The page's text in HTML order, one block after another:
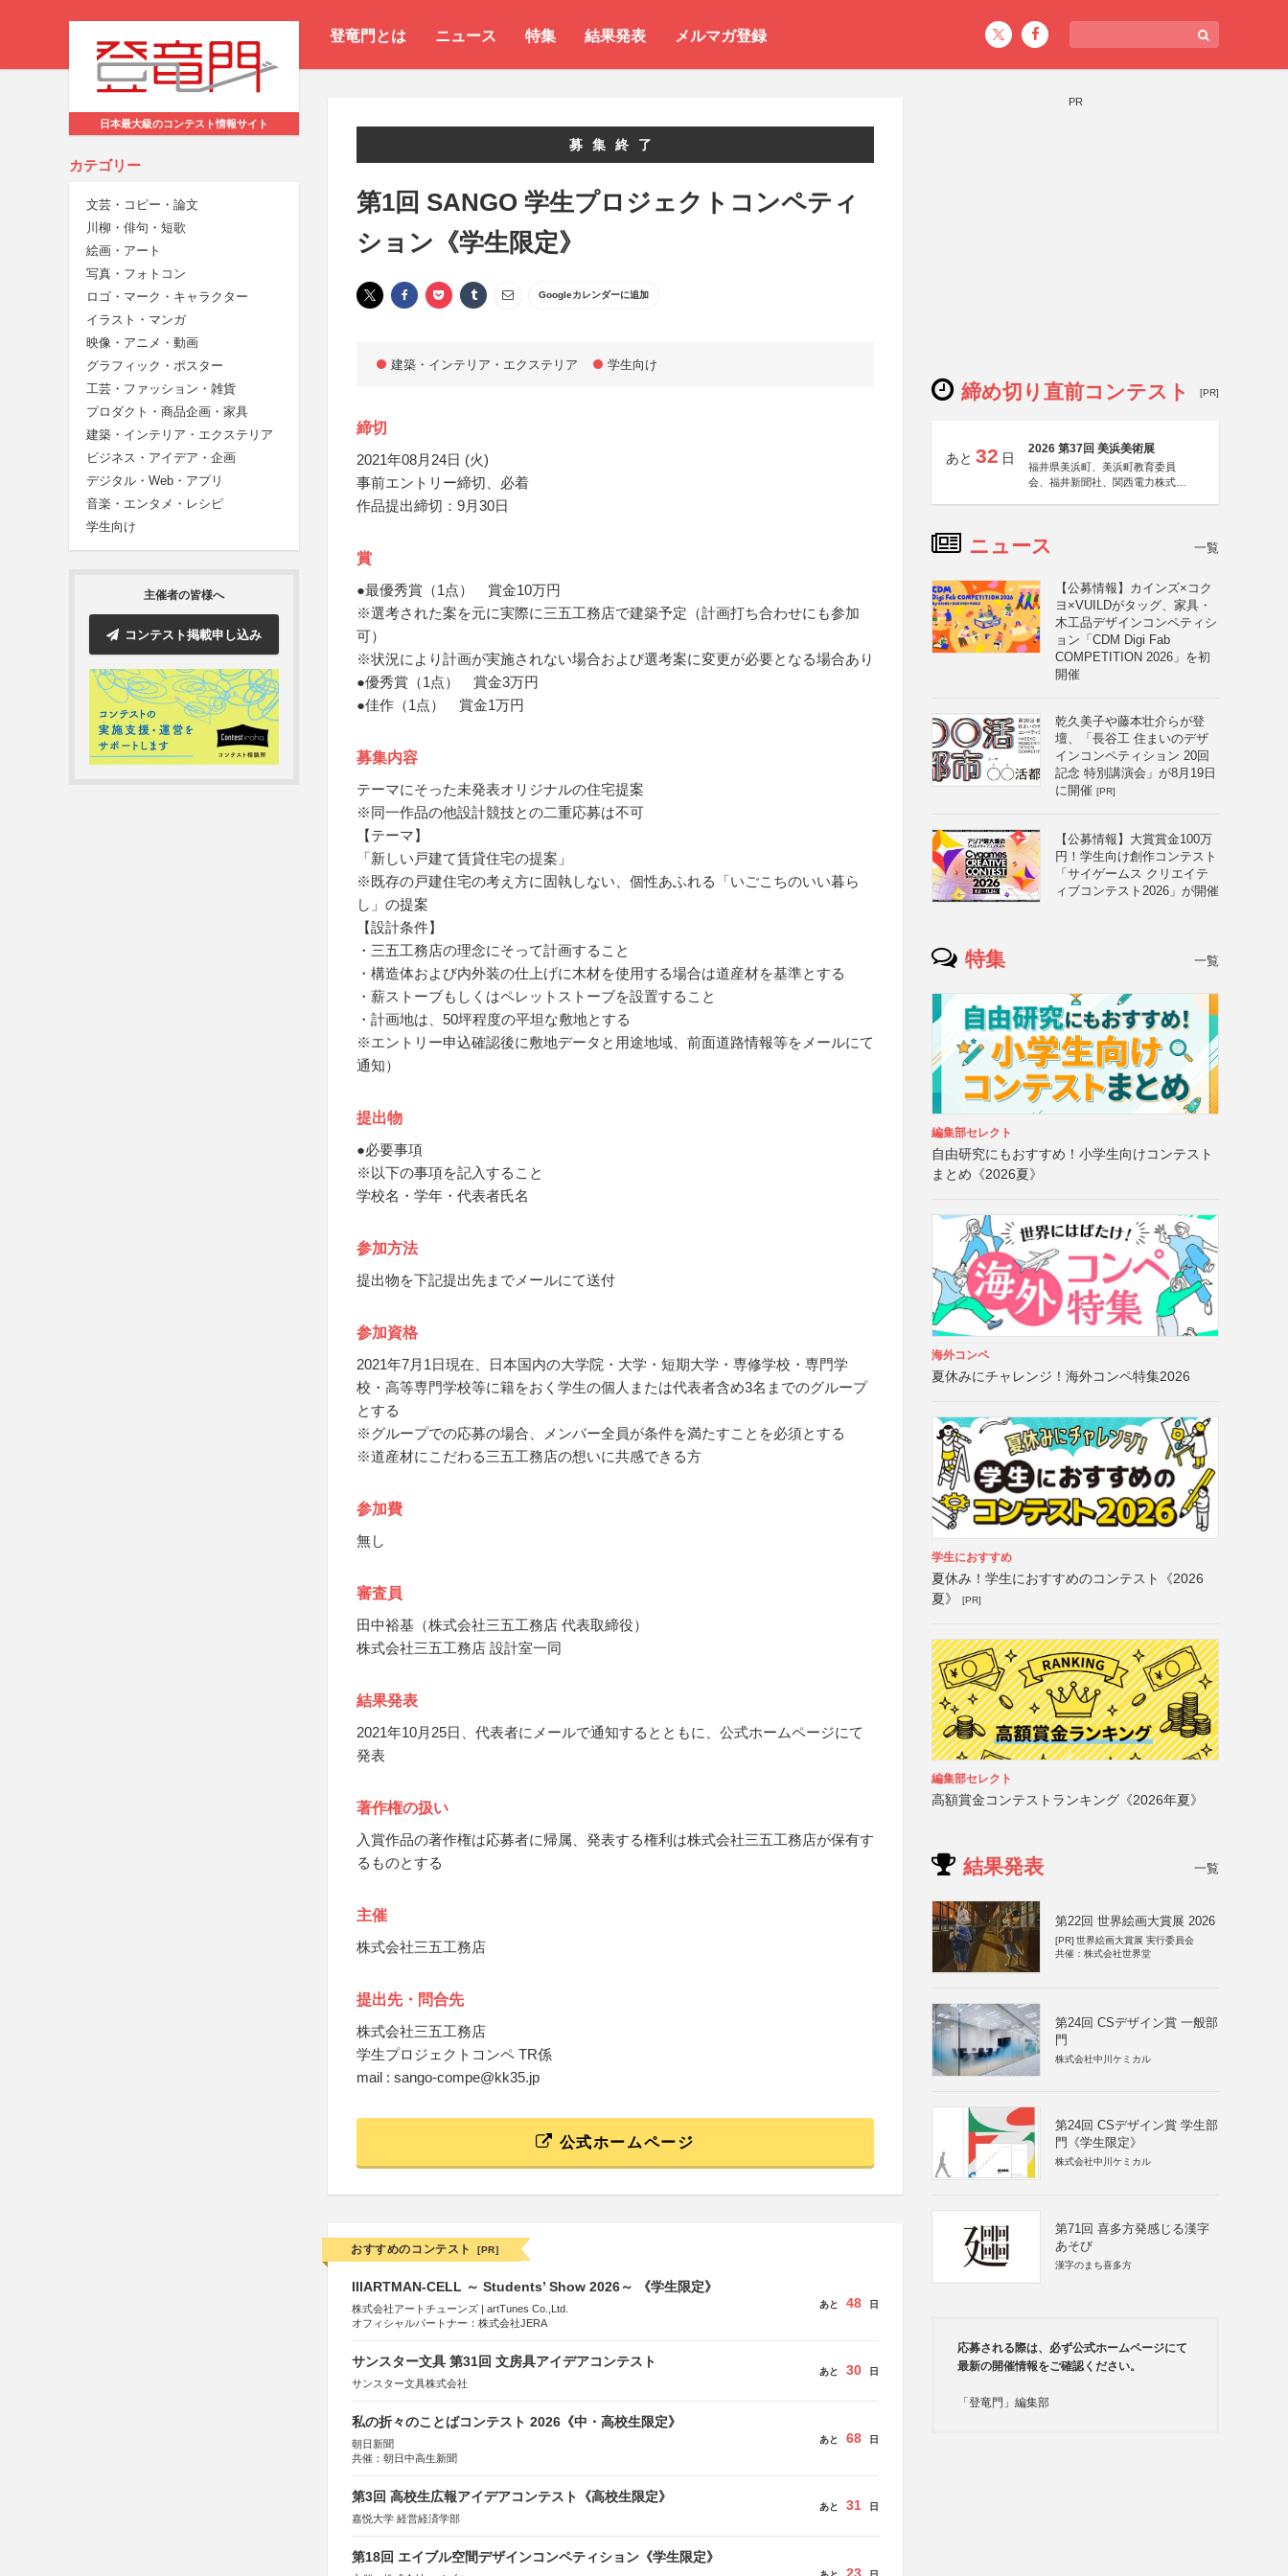
登竜門とは ニュース 特集 結果発表 メルマガ登録
日本最大級のコンテスト情報サイト
カテゴリー
文芸・コピー・論文
川柳・俳句・短歌
絵画・アート
写真・フォトコン
ロゴ・マーク・キャラクター
イラスト・マンガ
映像・アニメ・動画
グラフィック・ポスター
工芸・ファッション・雑貨
プロダクト・商品企画・家具
建築・インテリア・エクステリア
ビジネス・アイデア・企画
デジタル・Web・アプリ
音楽・エンタメ・レシピ
学生向け
主催者の皆様へ
コンテスト掲載申し込み
募集終了
第1回 SANGO 学生プロジェクトコンペティ
ション《学生限定》
Googleカレンダーに追加
建築・インテリア・エクステリア 学生向け
締切
2021年08月24日 (火)
事前エントリー締切、必着
作品提出締切：9月30日
賞
●最優秀賞（1点） 賞金10万円
※選考された案を元に実際に三五工務店で建築予定（計画打ち合わせにも参加
可）
※状況により計画が実施されない場合および選考案に変更が必要となる場合あり
●優秀賞（1点） 賞金3万円
●佳作（1点） 賞金1万円
募集内容
テーマにそった未発表オリジナルの住宅提案
※同一作品の他設計競技との二重応募は不可
【テーマ】
「新しい戸建て賃貸住宅の提案」
※既存の戸建住宅の考え方に固執しない、個性あふれる「いごこちのいい暮ら
し」の提案
【設計条件】
・三五工務店の理念にそって計画すること
・構造体および内外装の仕上げに木材を使用する場合は道産材を基準とする
・薪ストーブもしくはペレットストーブを設置すること
・計画地は、50坪程度の平坦な敷地とする
※エントリー申込確認後に敷地データと用途地域、前面道路情報等をメールにて
通知）
提出物
●必要事項
※以下の事項を記入すること
学校名・学年・代表者氏名
参加方法
提出物を下記提出先までメールにて送付
参加資格
2021年7月1日現在、日本国内の大学院・大学・短期大学・専修学校・専門学
校・高等専門学校等に籍をおく学生の個人または代表者含め3名までのグループ
とする
※グループでの応募の場合、メンバー全員が条件を満たすことを必須とする
※道産材にこだわる三五工務店の想いに共感できる方
参加費
無し
審査員
田中裕基（株式会社三五工務店 代表取締役）
株式会社三五工務店 設計室一同
結果発表
2021年10月25日、代表者にメールで通知するとともに、公式ホームページにて
発表
著作権の扱い
入賞作品の著作権は応募者に帰属、発表する権利は株式会社三五工務店が保有す
るものとする
主催
株式会社三五工務店
提出先・問合先
株式会社三五工務店
学生プロジェクトコンペ TR係
mail : sango-compe@kk35.jp
公式ホームページ
おすすめのコンテスト [PR]
IIIARTMAN-CELL ～ Students’ Show 2026～ 《学生限定》
株式会社アートチューンズ | artTunes Co.,Ltd.
オフィシャルパートナー：株式会社JERA
あと 48 日
サンスター文具 第31回 文房具アイデアコンテスト
サンスター文具株式会社
あと 30 日
私の折々のことばコンテスト 2026《中・高校生限定》
朝日新聞
共催：朝日中高生新聞
あと 68 日
第3回 高校生広報アイデアコンテスト《高校生限定》
嘉悦大学 経営経済学部
あと 31 日
第18回 エイブル空間デザインコンペティション《学生限定》
PR
締め切り直前コンテスト [PR]
あと 32 日
2026 第37回 美浜美術展
福井県美浜町、美浜町教育委員
会、福井新聞社、関西電力株式会
ニュース 一覧
【公募情報】カインズ×コク
ヨ×VUILDがタッグ、家具・
木工品デザインコンペティシ
ョン「CDM Digi Fab
COMPETITION 2026」を初
開催
乾久美子や藤本壮介らが登
壇、「長谷工 住まいのデザ
インコンペティション 20回
記念 特別講演会」が8月19日
に開催 [PR]
【公募情報】大賞賞金100万
円！学生向け創作コンテスト
「サイゲームス クリエイテ
ィブコンテスト2026」が開催
特集 一覧
編集部セレクト
自由研究にもおすすめ！小学生向けコンテスト
まとめ《2026夏》
海外コンペ
夏休みにチャレンジ！海外コンペ特集2026
学生におすすめ
夏休み！学生におすすめのコンテスト《2026
夏》
[PR]
編集部セレクト
高額賞金コンテストランキング《2026年夏》
結果発表 一覧
第22回 世界絵画大賞展 2026
[PR] 世界絵画大賞展 実行委員会
共催：株式会社世界堂
第24回 CSデザイン賞 一般部
門
株式会社中川ケミカル
第24回 CSデザイン賞 学生部
門《学生限定》
株式会社中川ケミカル
第71回 喜多方発感じる漢字
あそび
漢字のまち喜多方
応募される際は、必ず公式ホームページにて
最新の開催情報をご確認ください。
「登竜門」編集部